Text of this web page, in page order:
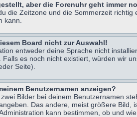
aber die Forenuhr geht immer
die Zeitzone und die Sommerzeit
kann.
Board nicht zur Auswahl!
entweder deine Sprache nicht
es noch nicht existiert, würden wir
Seite).
Benutzernamen anzeigen?
Bilder bei deinem Benutzernamen
Das andere, meist größere Bild,
kann bestimmen, ob und